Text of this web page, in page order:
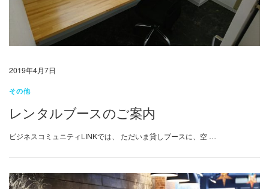
2019年4月7日
その他
レンタルブースのご案内
ビジネスコミュニティLINKでは、 ただいま貸しブースに、空 …